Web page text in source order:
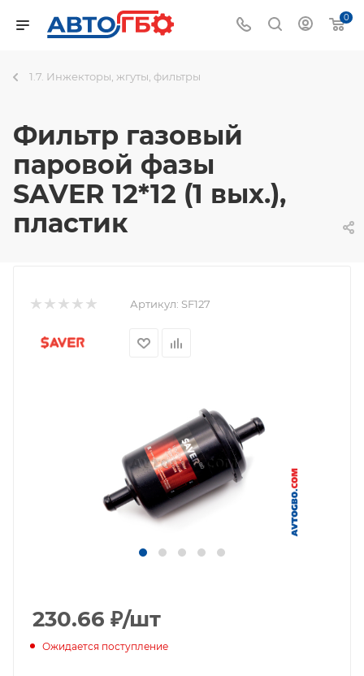
0
1.7. Инжекторы, жгуты, фильтры
Фильтр газовый
паровой фазы
SAVER 12*12 (1 вых.),
пластик
Артикул: SF127
230.66 ₽/шт
Ожидается поступление